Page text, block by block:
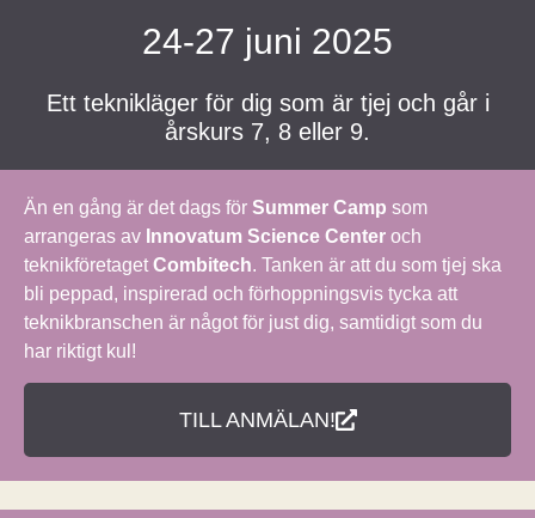
24-27 juni 2025
Ett teknikläger för dig som är tjej och går i
årskurs 7, 8 eller 9.
Än en gång är det dags för Summer Camp som
arrangeras av Innovatum Science Center och
teknikföretaget Combitech. Tanken är att du som tjej ska
bli peppad, inspirerad och förhoppningsvis tycka att
teknikbranschen är något för just dig, samtidigt som du
har riktigt kul!
TILL ANMÄLAN!